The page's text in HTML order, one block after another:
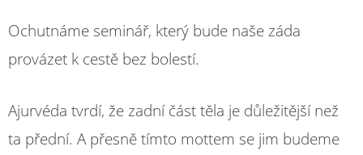
Ochutnáme seminář, který bude naše záda
provázet k cestě bez bolestí.
Ajurvéda tvrdí, že zadní část těla je důležitější než
ta přední. A přesně tímto mottem se jim budeme